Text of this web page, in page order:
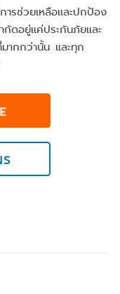
ารช่วยเหลือและปกป้อง
ำกัดอยู่แค่ประกันภัยและ
มากกว่านั้น และทุก